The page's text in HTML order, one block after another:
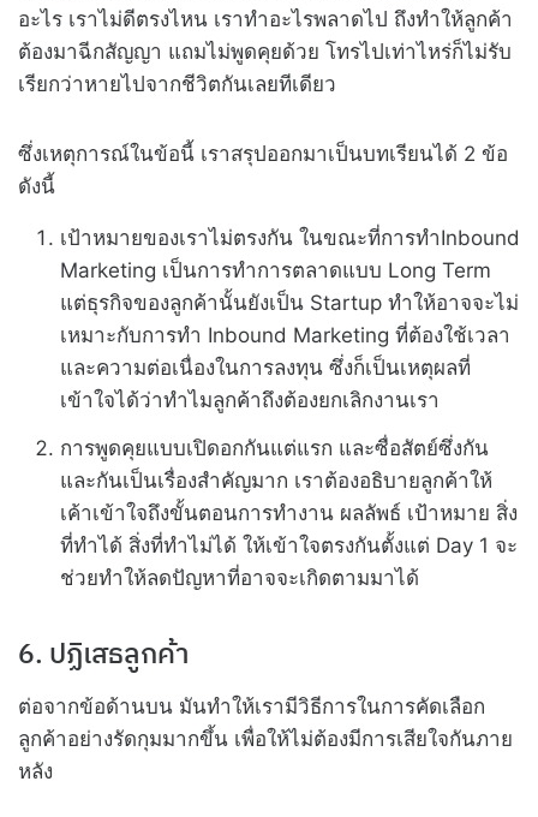
อะไร เราไม่ดีตรงไหน เราทำอะไรพลาดไป ถึงทำให้ลูกค้า
ต้องมาฉีกสัญญา แถมไม่พูดคุยด้วย โทรไปเท่าไหร่ก็ไม่รับ
เรียกว่าหายไปจากชีวิตกันเลยทีเดียว
ซึ่งเหตุการณ์ในข้อนี้ เราสรุปออกมาเป็นบทเรียนได้ 2 ข้อ
ดังนี้
เป้าหมายของเราไม่ตรงกัน ในขณะที่การทำInbound
Marketing เป็นการทำการตลาดแบบ Long Term
แต่ธุรกิจของลูกค้านั้นยังเป็น Startup ทำให้อาจจะไม่
เหมาะกับการทำ Inbound Marketing ที่ต้องใช้เวลา
และความต่อเนื่องในการลงทุน ซึ่งก็เป็นเหตุผลที่
เข้าใจได้ว่าทำไมลูกค้าถึงต้องยกเลิกงานเรา
การพูดคุยแบบเปิดอกกันแต่แรก และซื่อสัตย์ซึ่งกัน
และกันเป็นเรื่องสำคัญมาก เราต้องอธิบายลูกค้าให้
เค้าเข้าใจถึงขั้นตอนการทำงาน ผลลัพธ์ เป้าหมาย สิ่ง
ที่ทำได้ สิ่งที่ทำไม่ได้ ให้เข้าใจตรงกันตั้งแต่ Day 1 จะ
ช่วยทำให้ลดปัญหาที่อาจจะเกิดตามมาได้
6. ปฏิเสธลูกค้า
ต่อจากข้อด้านบน มันทำให้เรามีวิธีการในการคัดเลือก
ลูกค้าอย่างรัดกุมมากขึ้น เพื่อให้ไม่ต้องมีการเสียใจกันภาย
หลัง